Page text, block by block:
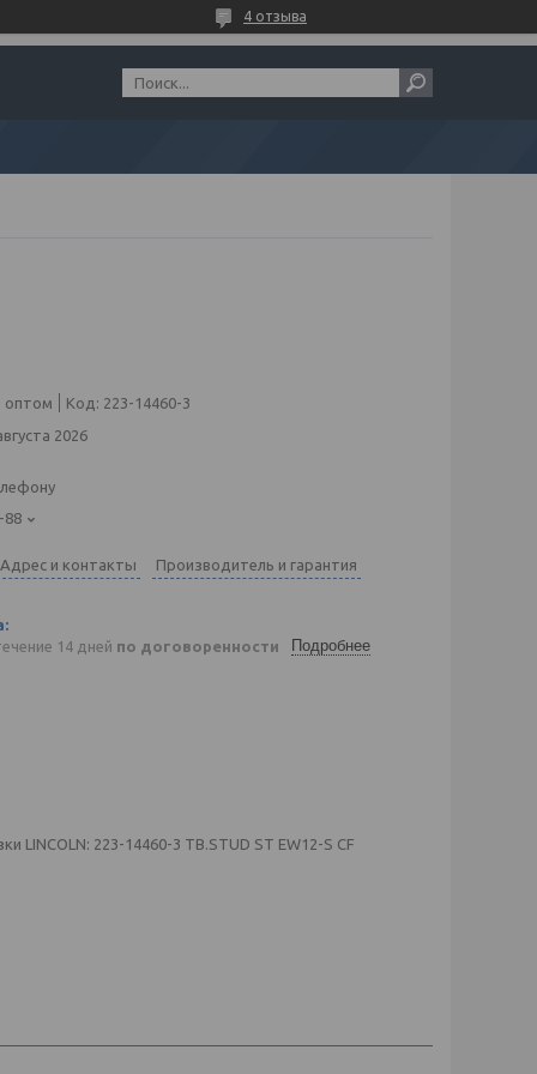
4 отзыва
оптом Код: 223-14460-3
2026
88
Адрес и контакты Производитель и гарантия
14 дней по договоренности Подробнее
223-14460-3 TB.STUD ST EW12-S CF